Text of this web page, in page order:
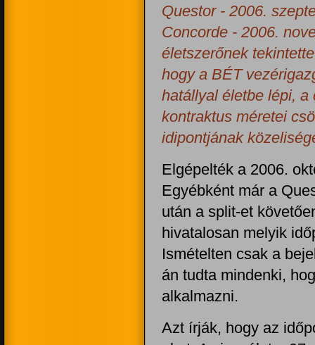
Questor - 2006.
Concorde - 2006.
életszerőnek
hogy a BÉT
hatállyal életbe lépi, a
kontraktus méretei
idipontjának
Elgépelték a 2006.
Egyébként már a
után a split-et
hivatalosan melyik
Ismételten csak a
án tudta mindenki,
alkalmazni.
Azt írják, hogy az